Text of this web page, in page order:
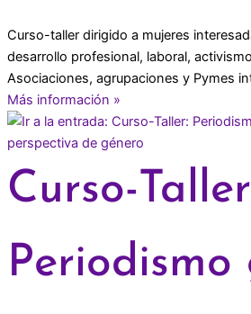
Curso-taller dirigido a mujeres
desarrollo profesional, laboral,
Asociaciones, agrupaciones y Pymes
Más información »
Curso-
Periodismo